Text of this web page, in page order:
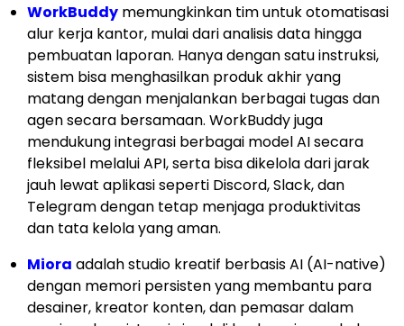
WorkBuddy memungkinkan tim untuk otomatisasi
alur kerja kantor, mulai dari analisis data hingga
pembuatan laporan. Hanya dengan satu instruksi,
sistem bisa menghasilkan produk akhir yang
matang dengan menjalankan berbagai tugas dan
agen secara bersamaan. WorkBuddy juga
mendukung integrasi berbagai model AI secara
fleksibel melalui API, serta bisa dikelola dari jarak
jauh lewat aplikasi seperti Discord, Slack, dan
Telegram dengan tetap menjaga produktivitas
dan tata kelola yang aman.
Miora adalah studio kreatif berbasis AI (AI-native)
dengan memori persisten yang membantu para
desainer, kreator konten, dan pemasar dalam